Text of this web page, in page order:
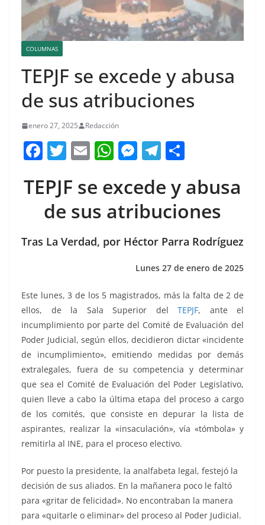
COLUMNAS
TEPJF se excede y abusa
de sus atribuciones
enero 27, 2025 Redacción
F
c
e
b
o
T
itt
er
E
ai
l
W
at
s
A
p
M
ss
e
n
g
er
T
e
gr
a
m
m
p
ar
tir
TEPJF se excede y abusa
de sus atribuciones
Tras La Verdad, por Héctor Parra Rodríguez
Lunes 27 de enero de 2025
Este lunes, 3 de los 5 magistrados, más la falta de 2 de
ellos, de la Sala Superior del TEPJF, ante el
incumplimiento por parte del Comité de Evaluación del
Poder Judicial, según ellos, decidieron dictar «incidente
de incumplimiento», emitiendo medidas por demás
extralegales, fuera de su competencia y determinar
que sea el Comité de Evaluación del Poder Legislativo,
quien lleve a cabo la última etapa del proceso a cargo
de los comités, que consiste en depurar la lista de
aspirantes, realizar la «insaculación», vía «tómbola» y
remitirla al INE, para el proceso electivo.
Por puesto la presidente, la analfabeta legal, festejó la
decisión de sus aliados. En la mañanera poco le faltó
para «gritar de felicidad». No encontraban la manera
para «quitarle o eliminar» del proceso al Poder Judicial.